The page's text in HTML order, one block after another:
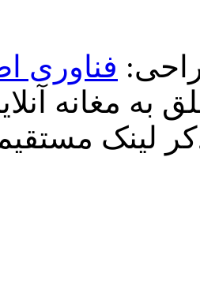
فناوری
به مغانه